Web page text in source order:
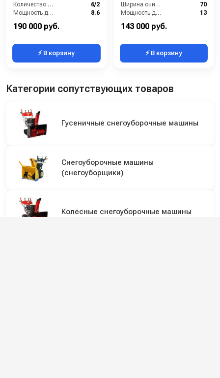
Количество скоростей (вперед/назад):
6/2
Мощность двигателя (лс):
8.6
190 000 руб.
⚡ В корзину
Ширина очистки (см):
70
Мощность двигателя (лс):
13
143 000 руб.
⚡ В корзину
Категории сопутствующих товаров
Гусеничные снегоуборочные машины
Снегоуборочные машины
(снегоуборщики)
Колёсные снегоуборочные машины